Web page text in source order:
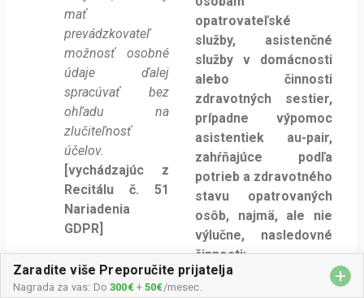
Zaradite više Preporučite prijatelja
Nagrada za vas: Do300€ +50€ /mesec. +